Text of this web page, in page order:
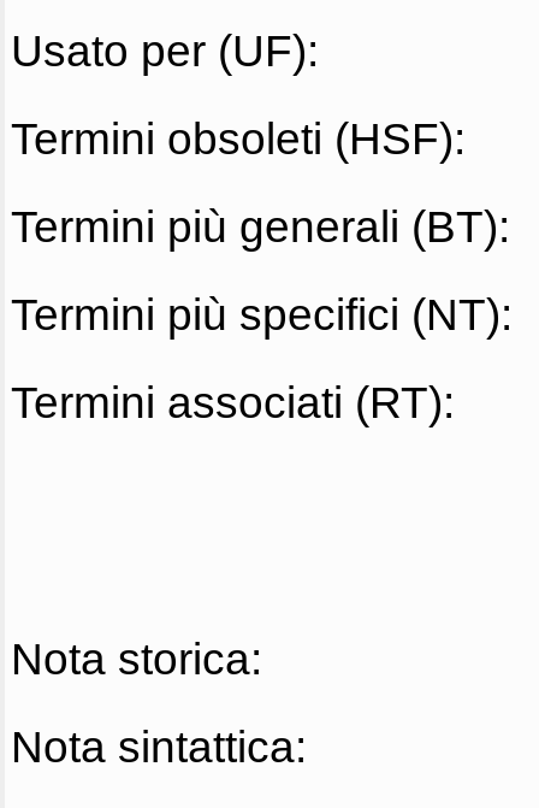
Usato per (UF):
Termini obsoleti (HSF):
Termini più generali (BT):
Termini più specifici (NT):
Termini associati (RT):
Nota storica:
Nota sintattica: